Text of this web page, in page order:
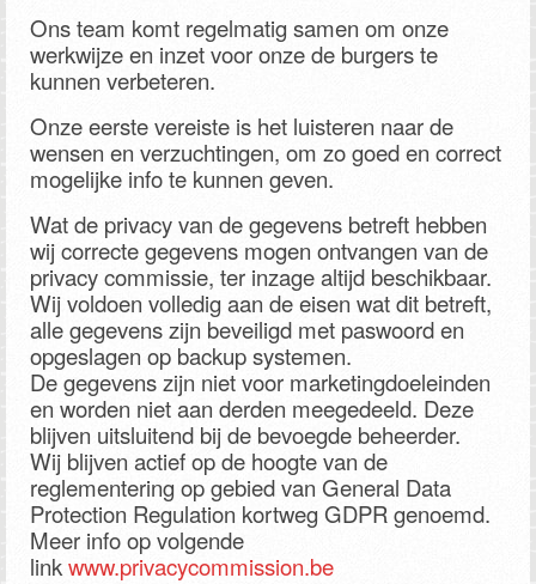
Ons team komt regelmatig samen om onze
werkwijze en inzet voor onze de burgers te
kunnen verbeteren.
Onze eerste vereiste is het luisteren naar de
wensen en verzuchtingen, om zo goed en correct
mogelijke info te kunnen geven.
Wat de privacy van de gegevens betreft hebben
wij correcte gegevens mogen ontvangen van de
privacy commissie, ter inzage altijd beschikbaar.
Wij voldoen volledig aan de eisen wat dit betreft,
alle gegevens zijn beveiligd met paswoord en
opgeslagen op backup systemen.
De gegevens zijn niet voor marketingdoeleinden
en worden niet aan derden meegedeeld. Deze
blijven uitsluitend bij de bevoegde beheerder.
Wij blijven actief op de hoogte van de
reglementering op gebied van General Data
Protection Regulation kortweg GDPR genoemd.
Meer info op volgende
linkwww.privacycommission.be